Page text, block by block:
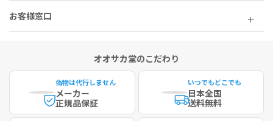
お客様窓口
オオサカ堂のこだわり
偽物は代行しません
メーカー
正規品保証
いつでもどこでも
日本全国
送料無料